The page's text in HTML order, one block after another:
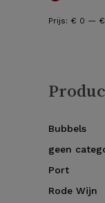
Prijs: € 0 —
Bubbels
geen
Port
Rode Wijn